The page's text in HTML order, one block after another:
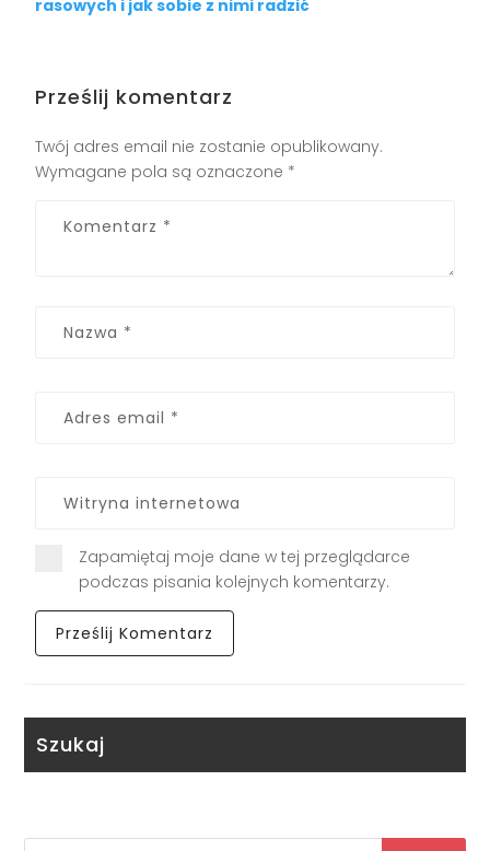
rasowych i jak sobie z nimi radzić
Prześlij komentarz
Twój adres email nie zostanie opublikowany.
Wymagane pola są oznaczone *
Zapamiętaj moje dane w tej przeglądarce
podczas pisania kolejnych komentarzy.
Szukaj